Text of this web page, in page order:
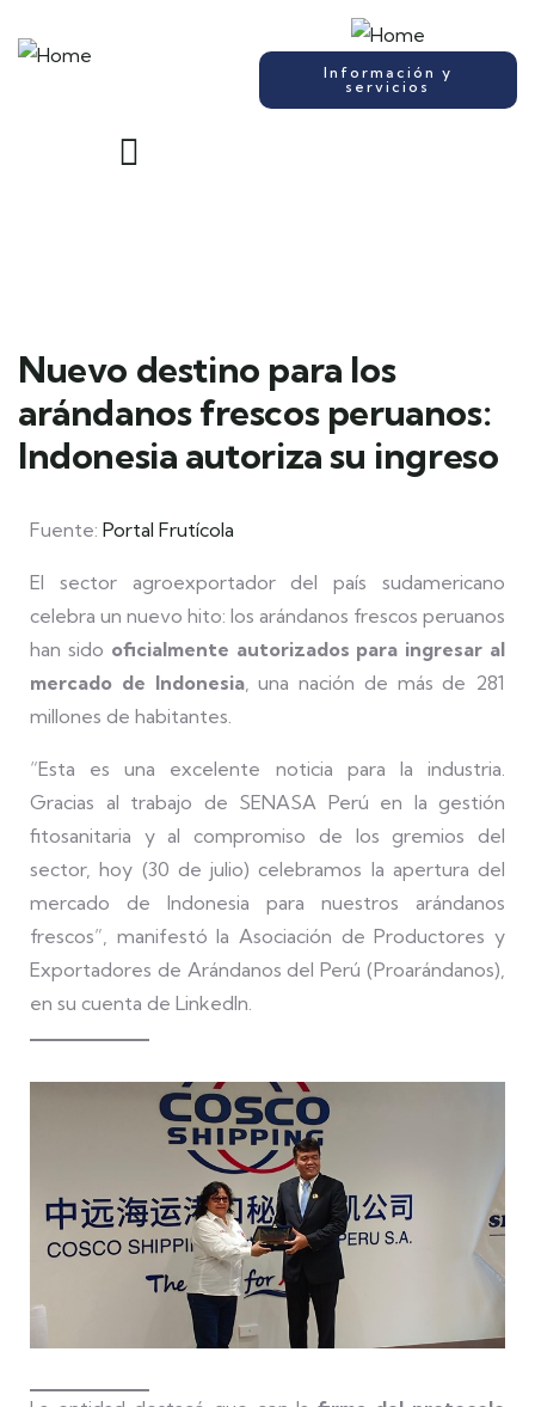
Información y
servicios
Nuevo destino para los
arándanos frescos peruanos:
Indonesia autoriza su ingreso
Fuente: Portal Frutícola
El sector agroexportador del país sudamericano
celebra un nuevo hito: los arándanos frescos peruanos
han sido oficialmente autorizados para ingresar al
mercado de Indonesia, una nación de más de 281
millones de habitantes.
“Esta es una excelente noticia para la industria.
Gracias al trabajo de SENASA Perú en la gestión
fitosanitaria y al compromiso de los gremios del
sector, hoy (30 de julio) celebramos la apertura del
mercado de Indonesia para nuestros arándanos
frescos”, manifestó la Asociación de Productores y
Exportadores de Arándanos del Perú (Proarándanos),
en su cuenta de LinkedIn.